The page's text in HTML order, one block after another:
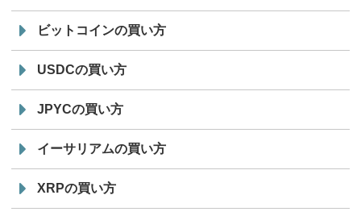
ビットコインの買い方
USDCの買い方
JPYCの買い方
イーサリアムの買い方
XRPの買い方